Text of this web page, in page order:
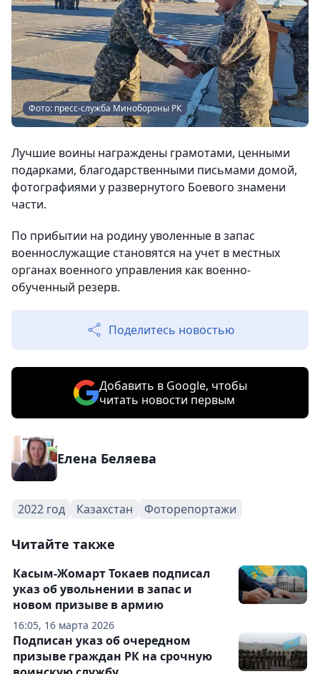
Фото: пресс-служба Минобороны РК
Лучшие воины награждены грамотами, ценными
подарками, благодарственными письмами домой,
фотографиями у развернутого Боевого знамени
части.
По прибытии на родину уволенные в запас
военнослужащие становятся на учет в местных
органах военного управления как военно-
обученный резерв.
Поделитесь новостью
Добавить в Google, чтобы
читать новости первым
Елена Беляева
2022 год Казахстан Фоторепортажи
Читайте также
16:05, 16 марта 2026
Касым-Жомарт Токаев подписал
указ об увольнении в запас и
новом призыве в армию
Подписан указ об очередном
призыве граждан РК на срочную